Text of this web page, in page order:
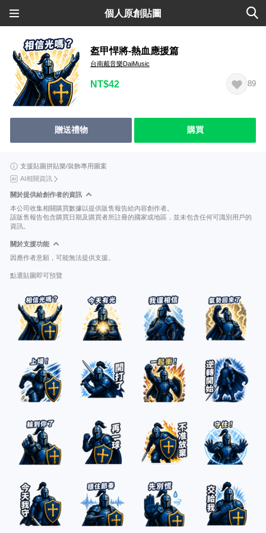
個人原創貼圖
盔甲悍將-熱血應援篇
台南戴音樂DaiMusic
NT$42 89
贈送禮物 購買
支援貼圖拼貼樂/裝飾專用圖案
AI相關資訊
關於提供給創作者的資訊
本公司收集相關購買數據以提供販售報告給內容創作者。
該販售報告包含購買日期及購買者所註冊的國家或地區，並未包含任何可識別用戶的
資訊。
關於支援功能
因應作者意願，可能無法提供支援。
點選貼圖即可預覽